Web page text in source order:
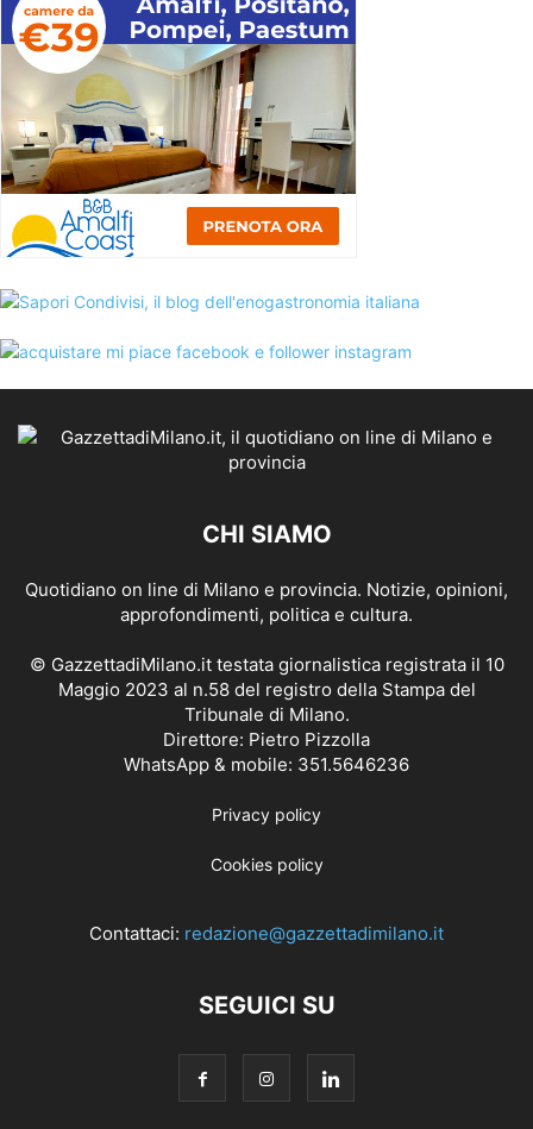
CHI SIAMO
Quotidiano on line di Milano e provincia. Notizie, opinioni,
approfondimenti, politica e cultura.
© GazzettadiMilano.it testata giornalistica registrata il 10
Maggio 2023 al n.58 del registro della Stampa del
Tribunale di Milano.
Direttore: Pietro Pizzolla
WhatsApp & mobile: 351.5646236
Privacy policy
Cookies policy
Contattaci: redazione@gazzettadimilano.it
SEGUICI SU